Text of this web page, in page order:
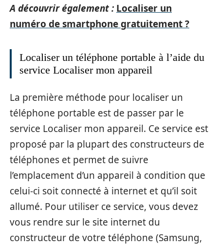
A découvrir également : Localiser un
numéro de smartphone gratuitement ?
Localiser un téléphone portable à l’aide du
service Localiser mon appareil
La première méthode pour localiser un
téléphone portable est de passer par le
service Localiser mon appareil. Ce service est
proposé par la plupart des constructeurs de
téléphones et permet de suivre
l’emplacement d’un appareil à condition que
celui-ci soit connecté à internet et qu’il soit
allumé. Pour utiliser ce service, vous devez
vous rendre sur le site internet du
constructeur de votre téléphone (Samsung,